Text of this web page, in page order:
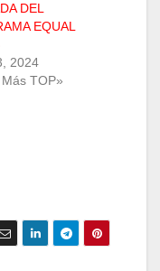
DEL
EQUAL
2024
TOP»